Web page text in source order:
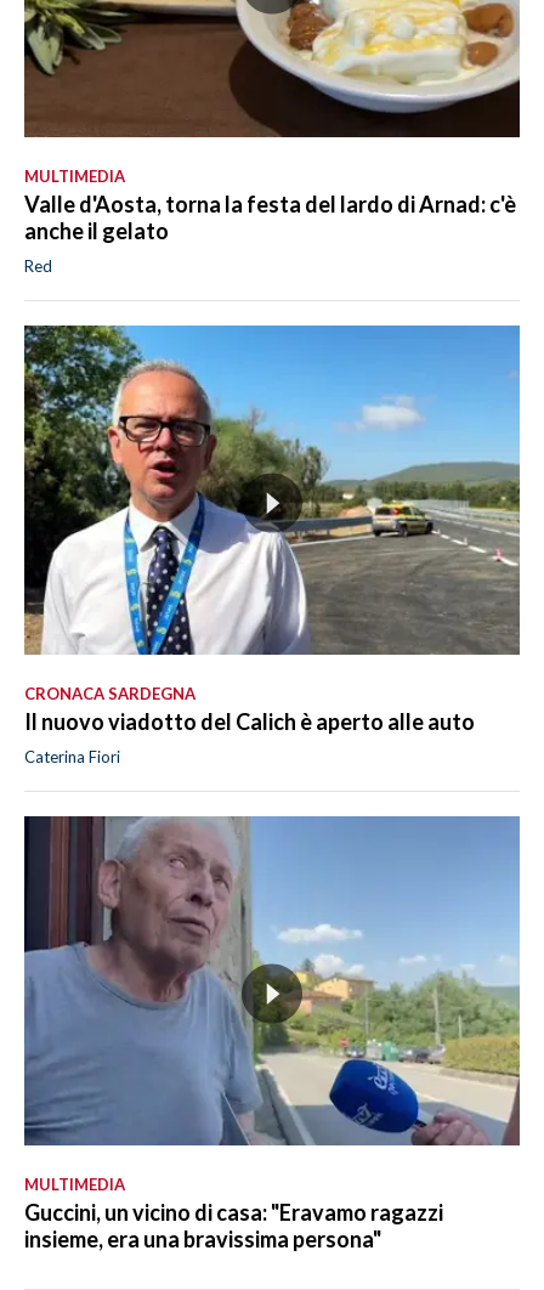
MULTIMEDIA
Valle d'Aosta, torna la festa del lardo di Arnad: c'è
anche il gelato
Red
CRONACA SARDEGNA
Il nuovo viadotto del Calich è aperto alle auto
Caterina Fiori
MULTIMEDIA
Guccini, un vicino di casa: "Eravamo ragazzi
insieme, era una bravissima persona"